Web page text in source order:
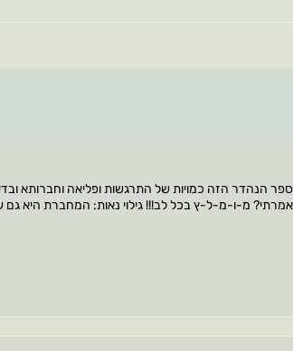
הנהדר הזה כמויות של התרגשות ופליאה וחברותא
אמרתי? מ-ו-מ-ל-ץ בכל לב!!! גילוי נאות: המחברת היא